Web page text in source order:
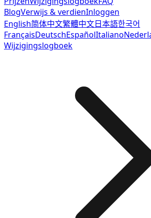
BlogVerwijs & verdienInloggen
English简体中文繁體中文日本語한국어
FrançaisDeutschEspañolItaliano
Wijzigingslogboek